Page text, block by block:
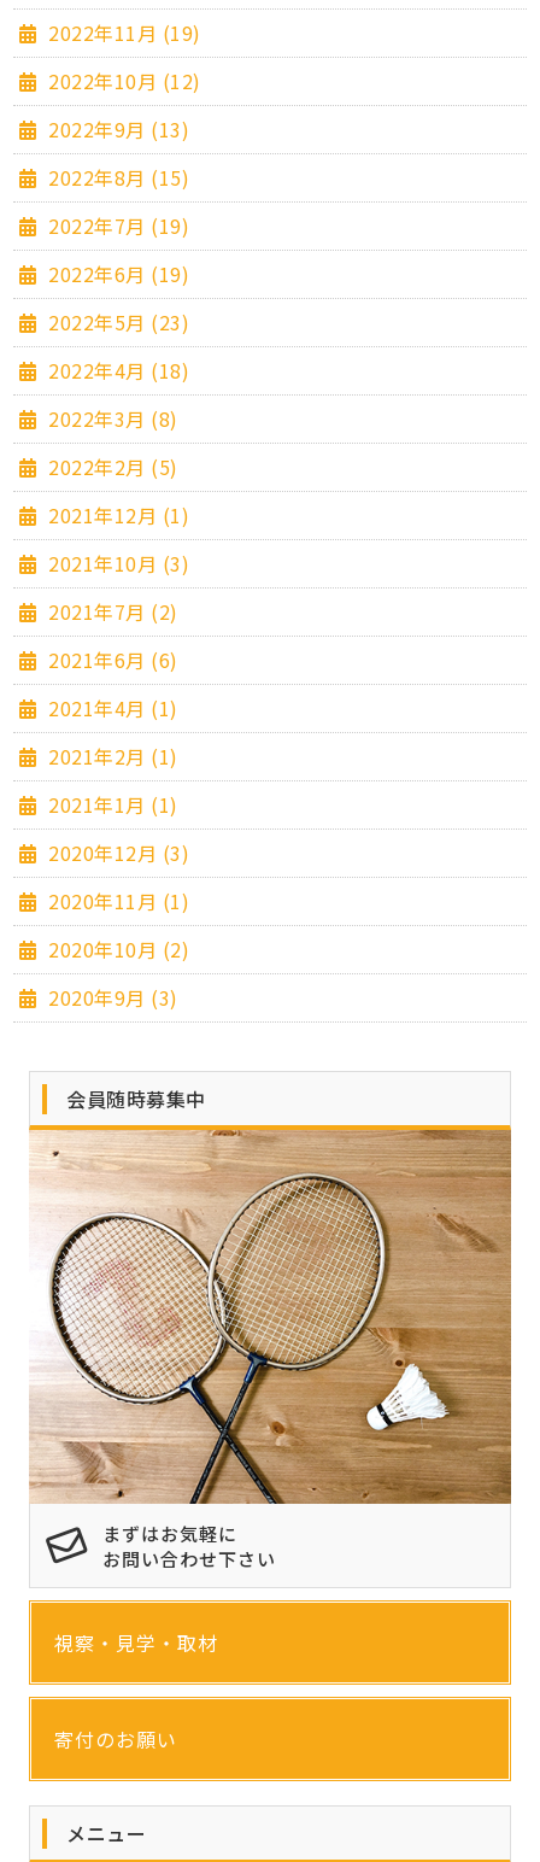
2022年11月 (19)
2022年10月 (12)
2022年9月 (13)
2022年8月 (15)
2022年7月 (19)
2022年6月 (19)
2022年5月 (23)
2022年4月 (18)
2022年3月 (8)
2022年2月 (5)
2021年12月 (1)
2021年10月 (3)
2021年7月 (2)
2021年6月 (6)
2021年4月 (1)
2021年2月 (1)
2021年1月 (1)
2020年12月 (3)
2020年11月 (1)
2020年10月 (2)
2020年9月 (3)
会員随時募集中
まずはお気軽に
お問い合わせ下さい
視察・見学・取材
寄付のお願い
メニュー